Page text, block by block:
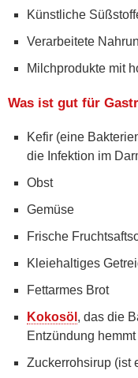
Künstliche
Verarbeitete
Milchprodukte mit
Was ist gut für
Kefir (eine
die Infektion im
Obst
Gemüse
Frische
Kleiehaltiges
Fettarmes Brot
Kokosöl , das die
Entzündung hemmt
Zuckerrohsirup (ist